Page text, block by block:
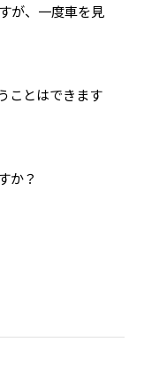
が、一度車を見
ことはできます
か？